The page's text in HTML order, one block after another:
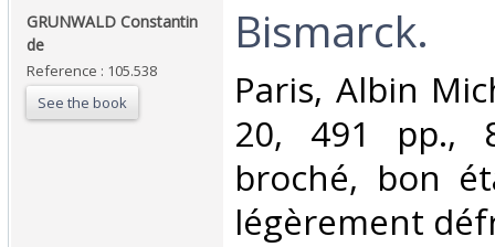
‎GRUNWALD Constantin
de‎
Reference : 105.538
See the book
‎Bismarck.‎
‎Paris, Albin
20, 491 pp.,
broché, bon
légèrement